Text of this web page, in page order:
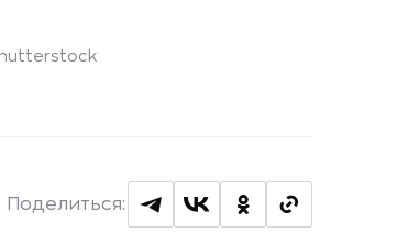
Поделиться: